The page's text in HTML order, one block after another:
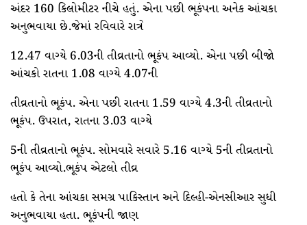
અંદર 160 કિલોમીટર નીચે હતું. એના પછી ભૂકંપના અનેક આંચકા
અનુભવાયા છે.જેમાં રવિવારે રાત્રે
12.47 વાગ્યે 6.03ની તીવ્રતાનો ભૂકંપ આવ્યો. એના પછી બીજો
આંચકો રાતના 1.08 વાગ્યે 4.07ની
તીવ્રતાનો ભૂકંપ. એના પછી રાતના 1.59 વાગ્યે 4.3ની તીવ્રતાનો
ભૂકંપ. ઉપરાત, રાતના 3.03 વાગ્યે
5ની તીવ્રતાનો ભૂકંપ. સોમવારે સવારે 5.16 વાગ્યે 5ની તીવ્રતાનો
ભૂકંપ આવ્યો.ભૂકંપ એટલો તીવ્ર
હતો કે તેના આંચકા સમગ્ર પાકિસ્તાન અને દિલ્હી-એનસીઆર સુધી
અનુભવાયા હતા. ભૂકંપની જાણ